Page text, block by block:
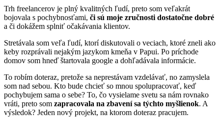
Trh freelancerov je plný kvalitných ľudí, preto som veľakrát
bojovala s pochybnosťami, či sú moje zručnosti dostatočne dobré
a či dokážem splniť očakávania klientov.
Stretávala som veľa ľudí, ktorí diskutovali o veciach, ktoré zneli ako
keby rozprávali nejakým jazykom kmeňa v Papui. Po príchode
domov som hneď štartovala google a dohľadávala informácie.
To robím doteraz, pretože sa neprestávam vzdelávať, no zamyslela
som nad sebou. Kto bude chcieť so mnou spolupracovať, keď
pochybujem sama o sebe? To, čo vysielame svetu sa nám rovnako
vráti, preto som zapracovala na zbavení sa týchto myšlienok. A
výsledok? Jeden nový projekt, na ktorom doteraz pracujem.